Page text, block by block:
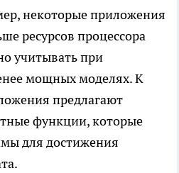
некоторые приложения
ресурсов процессора
учитывать при
мощных моделях. К
предлагают
функции, которые
для достижения